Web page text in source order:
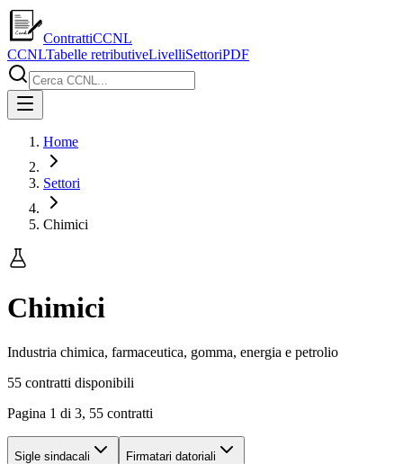
ContrattiCCNL
CCNLTabelle retributiveLivelliSettoriPDF
Home
Settori
Chimici
Chimici
Industria chimica, farmaceutica, gomma, energia e petrolio
55 contratti disponibili
Pagina 1 di 3, 55 contratti
Sigle sindacali Firmatari datoriali